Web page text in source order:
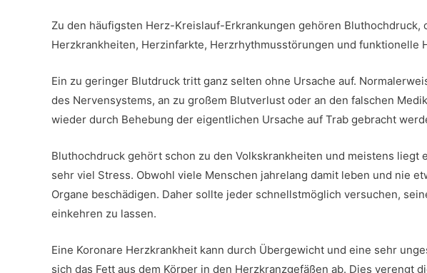
Zu den häufigsten Herz-Kreislauf-Erkrankungen gehören
Herzkrankheiten, Herzinfarkte, Herzrhythmusstörungen und funktionelle
Ein zu geringer Blutdruck tritt ganz selten ohne Ursache auf.
des Nervensystems, an zu großem Blutverlust oder an den falschen
wieder durch Behebung der eigentlichen Ursache auf Trab gebracht
Bluthochdruck gehört schon zu den Volkskrankheiten und meistens
sehr viel Stress. Obwohl viele Menschen jahrelang damit leben und nie
Organe beschädigen. Daher sollte jeder schnellstmöglich versuchen,
einkehren zu lassen.
Eine Koronare Herzkrankheit kann durch Übergewicht und eine sehr
sich das Fett aus dem Körper in den Herzkranzgefäßen ab. Dies verengt